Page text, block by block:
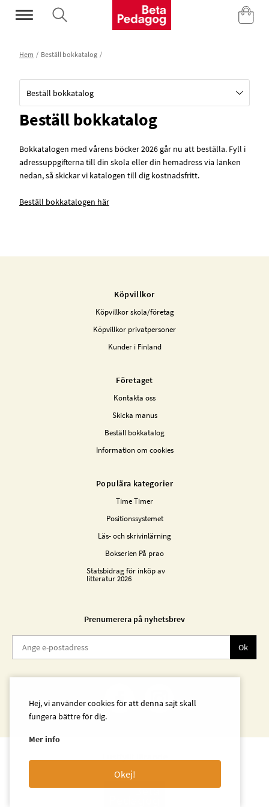
Mina Sidor
Hem Beställ bokkatalog
Beställ bokkatalog
Beställ bokkatalog
Bokkatalogen med vårens böcker 2026 går nu att beställa. Fyll i
adressuppgifterna till din skola eller din hemadress via länken
nedan, så skickar vi katalogen till dig kostnadsfritt.
Beställ bokkatalogen här
Köpvillkor
Köpvillkor skola/företag
Köpvillkor privatpersoner
Kunder i Finland
Företaget
Kontakta oss
Skicka manus
Beställ bokkatalog
Information om cookies
Populära kategorier
Time Timer
Positionssystemet
Läs- och skrivinlärning
Bokserien På prao
Statsbidrag för inköp av
litteratur 2026
Prenumerera på nyhetsbrev
Ok
Hej, vi använder cookies för att denna sajt skall
fungera bättre för dig.
Mer info
Okej!